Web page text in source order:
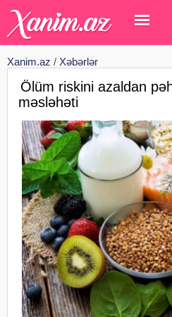
Xanim.az / Xəbərlər
Ölüm riskini azaldan
məsləhəti